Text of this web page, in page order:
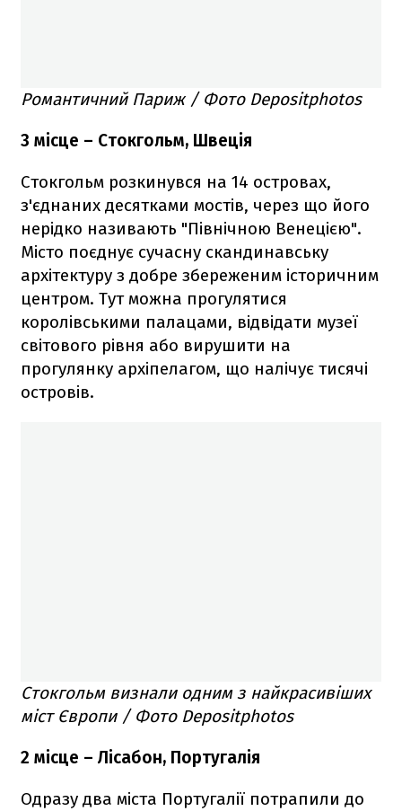
Романтичний Париж / Фото Depositphotos
3 місце – Стокгольм, Швеція
Стокгольм розкинувся на 14 островах,
з'єднаних десятками мостів, через що його
нерідко називають "Північною Венецією".
Місто поєднує сучасну скандинавську
архітектуру з добре збереженим історичним
центром. Тут можна прогулятися
королівськими палацами, відвідати музеї
світового рівня або вирушити на
прогулянку архіпелагом, що налічує тисячі
островів.
Стокгольм визнали одним з найкрасивіших
міст Європи / Фото Depositphotos
2 місце – Лісабон, Португалія
Одразу два міста Португалії потрапили до